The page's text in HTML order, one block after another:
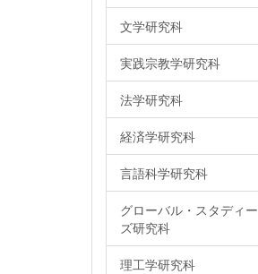
文学研究科
実践宗教学研究科
法学研究科
経済学研究科
言語科学研究科
グローバル・スタディー
ズ研究科
理工学研究科